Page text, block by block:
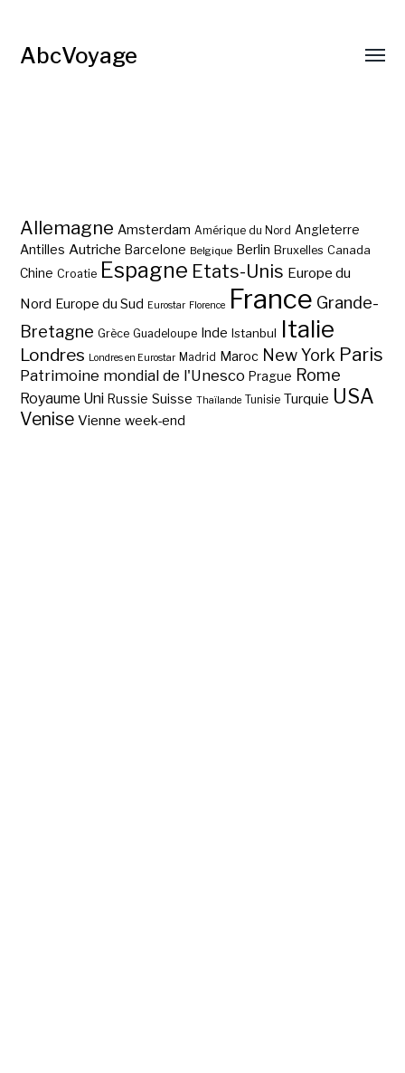
AbcVoyage
Allemagne Amsterdam Amérique du Nord Angleterre
Antilles Autriche Barcelone Belgique Berlin Bruxelles Canada
Chine Croatie Espagne Etats-Unis Europe du
Nord Europe du Sud Eurostar Florence France Grande-
Bretagne Grèce Guadeloupe Inde Istanbul Italie
Londres Londres en Eurostar Madrid Maroc New York Paris
Patrimoine mondial de l'Unesco Prague Rome
Royaume Uni Russie Suisse Thaïlande Tunisie Turquie USA
Venise Vienne week-end